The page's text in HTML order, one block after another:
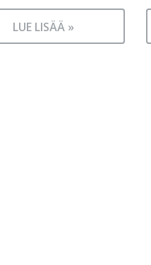
LUE LISÄÄ »